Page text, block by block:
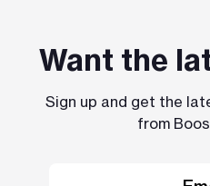
Want the
Sign up and get the
from